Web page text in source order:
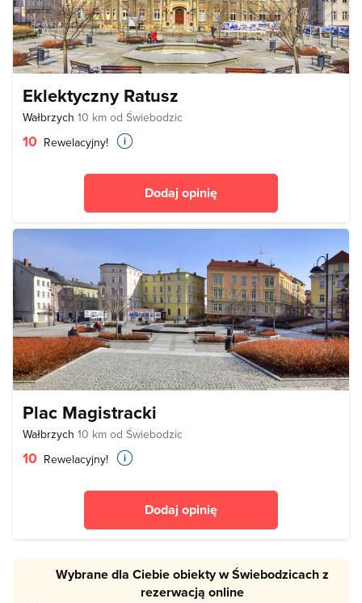
Eklektyczny Ratusz
Wałbrzych 10 km od Świebodzic
10 Rewelacyjny!
Dodaj opinię
Plac Magistracki
Wałbrzych 10 km od Świebodzic
10 Rewelacyjny!
Dodaj opinię
Wybrane dla Ciebie obiekty w Świebodzicach z
rezerwacją online